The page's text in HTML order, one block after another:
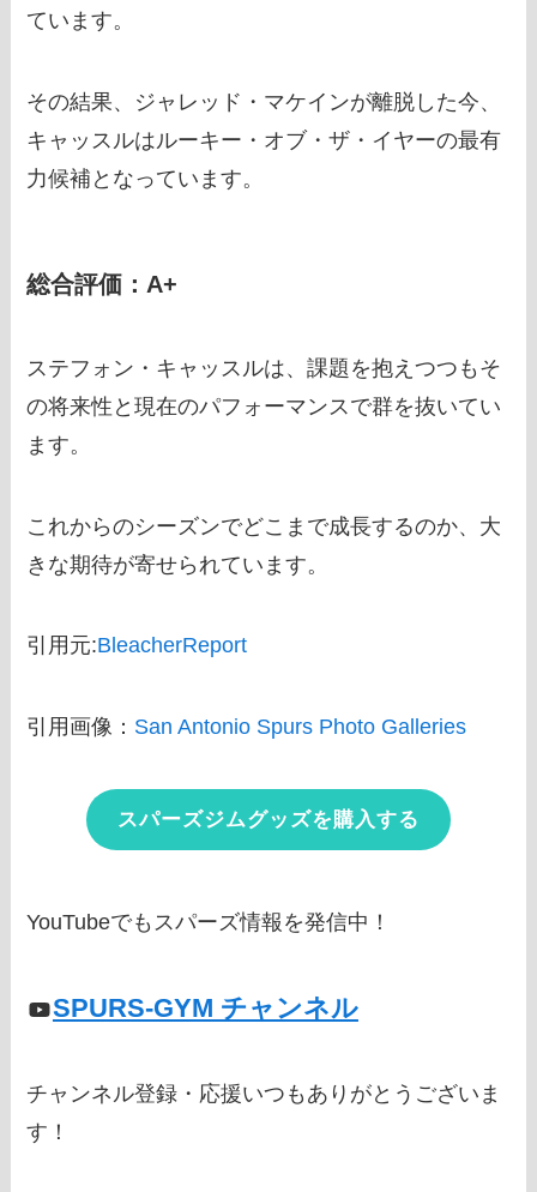
ています。
その結果、ジャレッド・マケインが離脱した今、
キャッスルはルーキー・オブ・ザ・イヤーの最有
力候補となっています。
総合評価：A+
ステフォン・キャッスルは、課題を抱えつつもそ
の将来性と現在のパフォーマンスで群を抜いてい
ます。
これからのシーズンでどこまで成長するのか、大
きな期待が寄せられています。
引用元:BleacherReport
引用画像： San Antonio Spurs Photo Galleries
スパーズジムグッズを購入する
YouTubeでもスパーズ情報を発信中！
SPURS-GYM チャンネル
チャンネル登録・応援いつもありがとうございま
す！